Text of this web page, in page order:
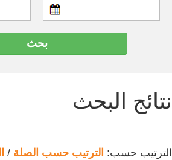
نتائج البحث
الترتيب حسب: الترتيب حسب الصلة /